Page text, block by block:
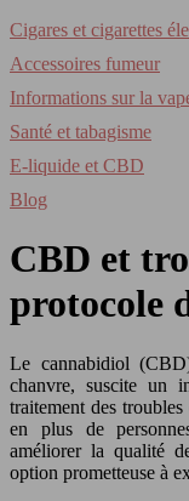
Cigares et cigarettes
Accessoires fumeur
Informations sur la
Santé et tabagisme
E-liquide et CBD
Blog
CBD et
protocole
Le cannabidiol
chanvre, suscite un
traitement des
en plus de
améliorer la qualité
option prometteuse à